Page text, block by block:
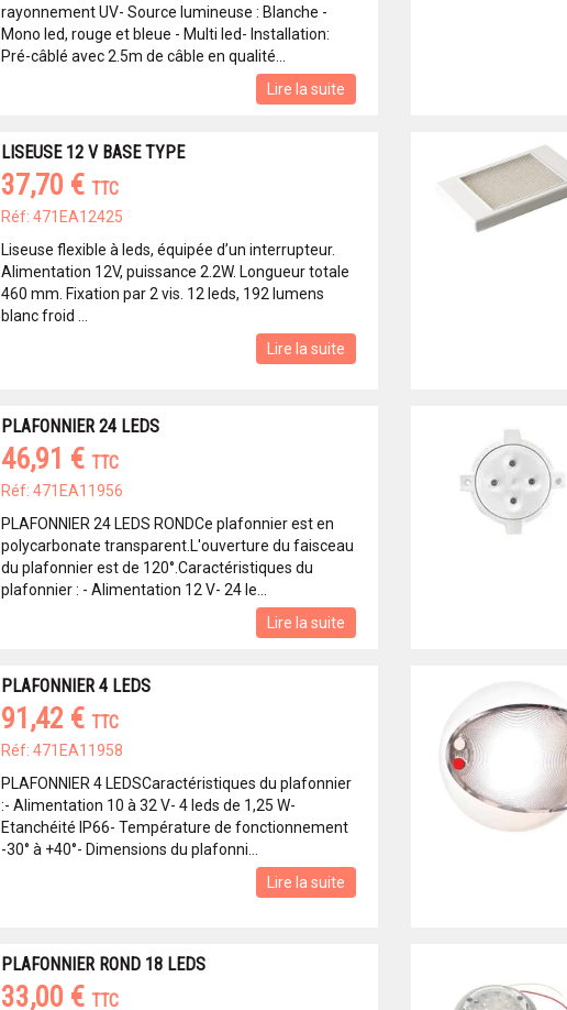
rayonnement UV- Source lumineuse : Blanche -
Mono led, rouge et bleue - Multi led- Installation:
Pré-câblé avec 2.5m de câble en qualité...
Lire la suite
LISEUSE 12 V BASE TYPE
37,70 € TTC
Réf: 471EA12425
Liseuse flexible à leds, équipée d’un interrupteur.
Alimentation 12V, puissance 2.2W. Longueur totale
460 mm. Fixation par 2 vis. 12 leds, 192 lumens
blanc froid ...
Lire la suite
PLAFONNIER 24 LEDS
46,91 € TTC
Réf: 471EA11956
PLAFONNIER 24 LEDS RONDCe plafonnier est en
polycarbonate transparent.L'ouverture du faisceau
du plafonnier est de 120°.Caractéristiques du
plafonnier : - Alimentation 12 V- 24 le...
Lire la suite
PLAFONNIER 4 LEDS
91,42 € TTC
Réf: 471EA11958
PLAFONNIER 4 LEDSCaractéristiques du plafonnier
:- Alimentation 10 à 32 V- 4 leds de 1,25 W-
Etanchéité IP66- Température de fonctionnement
-30° à +40°- Dimensions du plafonni...
Lire la suite
PLAFONNIER ROND 18 LEDS
33,00 € TTC